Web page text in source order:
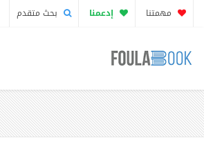
مهمتنا إدعمنا بحث متقدم